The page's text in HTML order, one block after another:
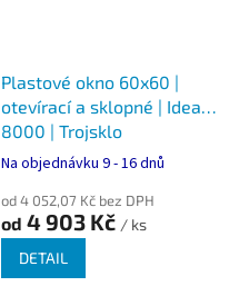
Plastové okno 60x60 |
otevírací a sklopné | Ideal
8000 | Trojsklo
Na objednávku 9 - 16 dnů
od 4 052,07 Kč bez DPH
od 4 903 Kč / ks
DETAIL